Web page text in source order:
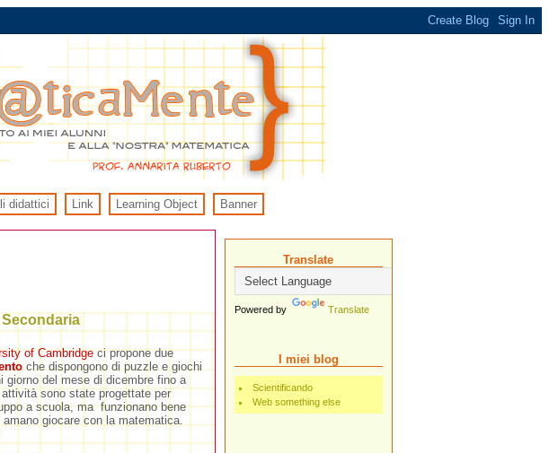
didattici Link Learning Object Banner
Translate
Powered by Translate
I miei blog
Scientificando
Web something else
of Cambridgeci propone due
che dispongono di puzzle e giochi
giorno del mese di dicembre fino a
sono state progettate per
a scuola, ma funzionano bene
giocare con la matematica.